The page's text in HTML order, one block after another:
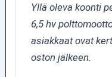
Yllä oleva koonti
6,5 hv
asiakkaat ovat
oston jälkeen.